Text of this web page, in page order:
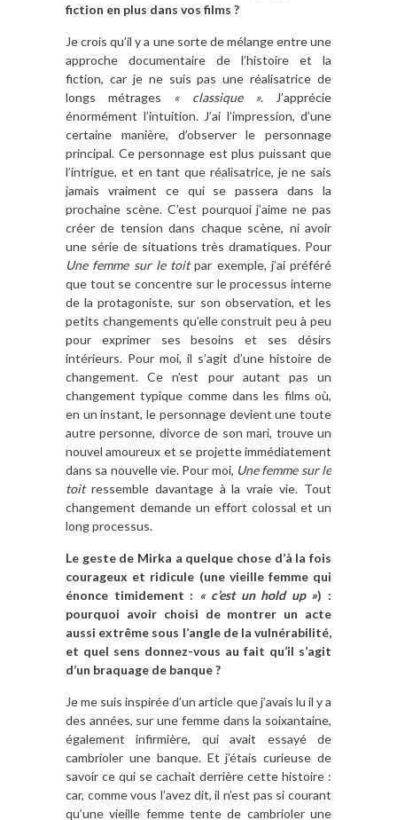
fiction en plus dans vos films ?
Je crois qu’il y a une sorte de mélange entre une
approche documentaire de l’histoire et la
fiction, car je ne suis pas une réalisatrice de
longs métrages « classique ». J’apprécie
énormément l’intuition. J’ai l’impression, d’une
certaine manière, d’observer le personnage
principal. Ce personnage est plus puissant que
l’intrigue, et en tant que réalisatrice, je ne sais
jamais vraiment ce qui se passera dans la
prochaine scène. C’est pourquoi j’aime ne pas
créer de tension dans chaque scène, ni avoir
une série de situations très dramatiques. Pour
Une femme sur le toitpar exemple, j’ai préféré
que tout se concentre sur le processus interne
de la protagoniste, sur son observation, et les
petits changements qu’elle construit peu à peu
pour exprimer ses besoins et ses désirs
intérieurs. Pour moi, il s’agit d’une histoire de
changement. Ce n’est pour autant pas un
changement typique comme dans les films où,
en un instant, le personnage devient une toute
autre personne, divorce de son mari, trouve un
nouvel amoureux et se projette immédiatement
dans sa nouvelle vie. Pour moi, Une femme sur le
toitressemble davantage à la vraie vie. Tout
changement demande un effort colossal et un
long processus.
Le geste de Mirka a quelque chose d’à la fois
courageux et ridicule (une vieille femme qui
énonce timidement : « c’est un hold up ») :
pourquoi avoir choisi de montrer un acte
aussi extrême sous l’angle de la vulnérabilité,
et quel sens donnez-vous au fait qu’il s’agit
d’un braquage de banque ?
Je me suis inspirée d’un article que j’avais lu il y a
des années, sur une femme dans la soixantaine,
également infirmière, qui avait essayé de
cambrioler une banque. Et j’étais curieuse de
savoir ce qui se cachait derrière cette histoire :
car, comme vous l’avez dit, il n’est pas si courant
qu’une vieille femme tente de cambrioler une